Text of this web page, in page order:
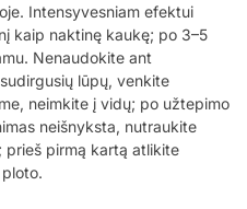
Intensyvesniam efektui
kaip naktinę kaukę; po 3–5
Nenaudokite ant
lūpų, venkite
neimkite į vidų; po užtepimo
neišnyksta, nutraukite
prieš pirmą kartą atlikite